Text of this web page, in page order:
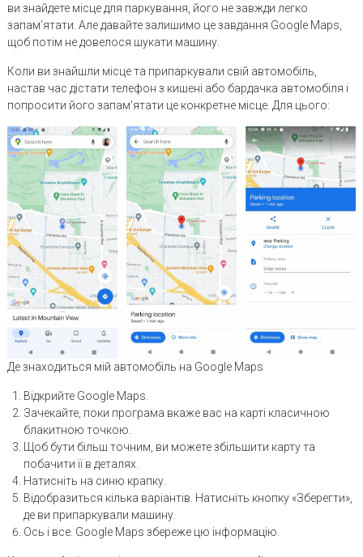
ви знайдете місце для паркування, його не завжди легко
запам’ятати. Але давайте залишимо це завдання Google Maps,
щоб потім не довелося шукати машину.
Коли ви знайшли місце та припаркували свій автомобіль,
настав час дістати телефон з кишені або бардачка автомобіля і
попросити його запам’ятати це конкретне місце. Для цього:
Де знаходиться мій автомобіль на Google Maps
Відкрийте Google Maps.
Зачекайте, поки програма вкаже вас на карті класичною
блакитною точкою.
Щоб бути більш точним, ви можете збільшити карту та
побачити її в деталях.
Натисніть на синю крапку.
Відобразиться кілька варіантів. Натисніть кнопку «Зберегти»,
де ви припаркували машину.
Ось і все. Google Maps збереже цю інформацію.